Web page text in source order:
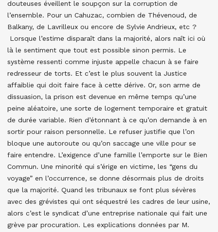
douteuses éveillent le soupçon sur la corruption de
l’ensemble. Pour un Cahuzac, combien de Thévenoud, de
Balkany, de Lavrilleux ou encore de Sylvie Andrieux, etc ?
Lorsque l’estime disparaît dans la majorité, alors naît ici où
là le sentiment que tout est possible sinon permis. Le
système ressenti comme injuste appelle chacun à se faire
redresseur de torts. Et c’est le plus souvent la Justice
affaiblie qui doit faire face à cette dérive. Or, son arme de
dissuasion, la prison est devenue en même temps qu’une
peine aléatoire, une sorte de logement temporaire et gratuit
de durée variable. Rien d’étonnant à ce qu’on demande à en
sortir pour raison personnelle. Le refuser justifie que l’on
bloque une autoroute ou qu’on saccage une ville pour se
faire entendre. L’exigence d’une famille l’emporte sur le Bien
Commun. Une minorité qui s’érige en victime, les “gens du
voyage” en l’occurrence, se donne désormais plus de droits
que la majorité. Quand les tribunaux se font plus sévères
avec des grévistes qui ont séquestré les cadres de leur usine,
alors c’est le syndicat d’une entreprise nationale qui fait une
grève par procuration. Les explications données par M.